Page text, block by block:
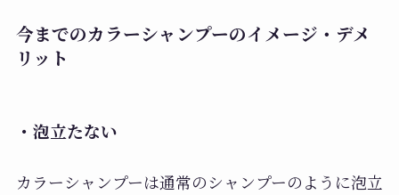
今までのカラーシャンプーのイメージ・デメ
リット
・泡立たない
カラーシャンプーは通常のシャンプーのように泡立